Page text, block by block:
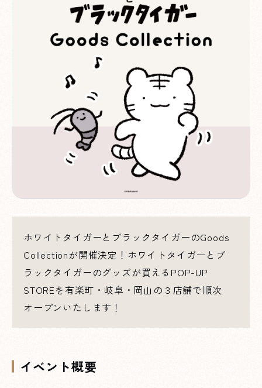
ホワイトタイガーとブラックタイガーのGoods
Collectionが開催決定！ホワイトタイガーとブ
ラックタイガーのグッズが買えるPOP-UP
STOREを有楽町・岐阜・岡山の３店舗で順次
オープンいたします！
イベント概要